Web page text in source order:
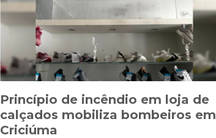
Princípio de incêndio em loja de
calçados mobiliza bombeiros em
Criciúma